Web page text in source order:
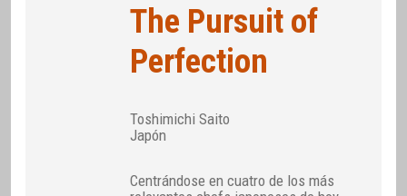
The Pursuit of
Perfection
Toshimichi Saito
Japón
Centrándose en cuatro de los más